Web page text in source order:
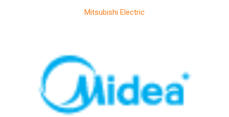
Mitsubishi Electric